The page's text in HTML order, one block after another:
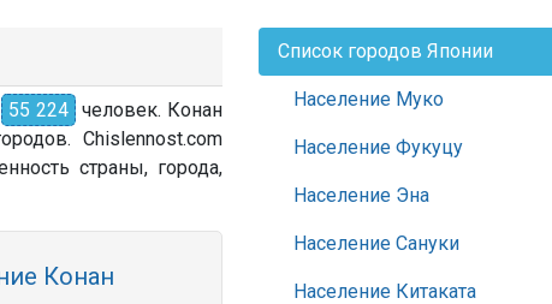
55 224 человек. Конан
Chislennost.com
страны, города,
Конан
Список городов Японии
Население Муко
Население Фукуцу
Население Эна
Население Сануки
Население Китаката